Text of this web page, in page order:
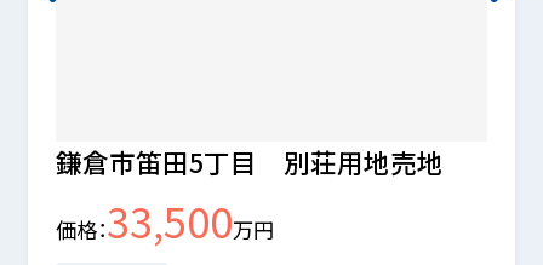
鎌倉市笛田5丁目 別荘用地売地
価格 33,500万円